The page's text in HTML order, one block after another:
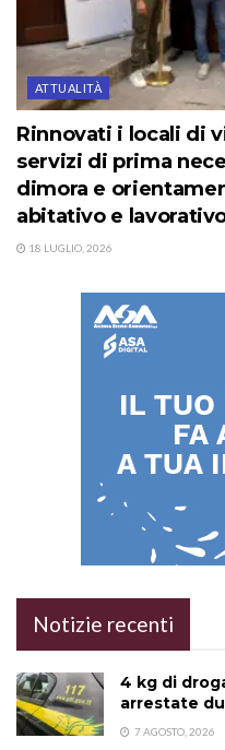
ATTUALITÀ
Rinnovati i locali di
servizi di prima
dimora e
abitativo e
18 LUGLIO, 2026
Notizie recenti
4 kg di
arrestate
7 AGOSTO, 2026